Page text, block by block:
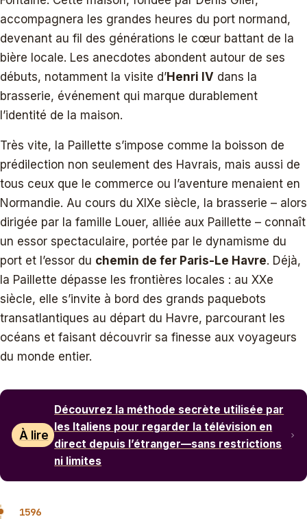
accompagnera les grandes heures du port normand,
devenant au fil des générations le cœur battant de la
bière locale. Les anecdotes abondent autour de ses
débuts, notamment la visite d’Henri IV dans la
brasserie, événement qui marque durablement
l’identité de la maison.
Très vite, la Paillette s’impose comme la boisson de
prédilection non seulement des Havrais, mais aussi de
tous ceux que le commerce ou l’aventure menaient en
Normandie. Au cours du XIXe siècle, la brasserie – alors
dirigée par la famille Louer, alliée aux Paillette – connaît
un essor spectaculaire, portée par le dynamisme du
port et l’essor du chemin de fer Paris-Le Havre. Déjà,
la Paillette dépasse les frontières locales : au XXe
siècle, elle s’invite à bord des grands paquebots
transatlantiques au départ du Havre, parcourant les
océans et faisant découvrir sa finesse aux voyageurs
du monde entier.
À lire
Découvrez la méthode secrète utilisée par
les Italiens pour regarder la télévision en
direct depuis l’étranger—sans restrictions
ni limites
1596